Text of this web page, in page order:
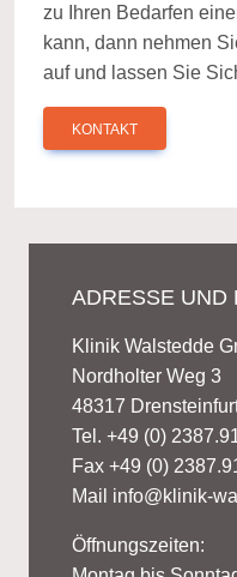
zu Ihren Bedarfen
kann, dann nehmen
auf und lassen Sie
KONTAKT
ADRESSE UND
Klinik Walstedde
Nordholter Weg 3
48317
Tel. +49 (0)
Fax +49 (0)
Mail info@klinik-
Öffnungszeiten: